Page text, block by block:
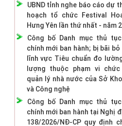
UBND tỉnh nghe báo cáo dự
hoạch tổ chức Festival
Hưng Yên lần thứ nhất - năm
Công bố Danh mục thủ
chính mới ban hành; bị bãi
lĩnh vực Tiêu chuẩn đo
lượng thuộc phạm vi chức
quản lý nhà nước của Sở
và Công nghệ
Công bố Danh mục thủ
chính mới ban hành tại Nghị
138/2026/NĐ-CP quy định